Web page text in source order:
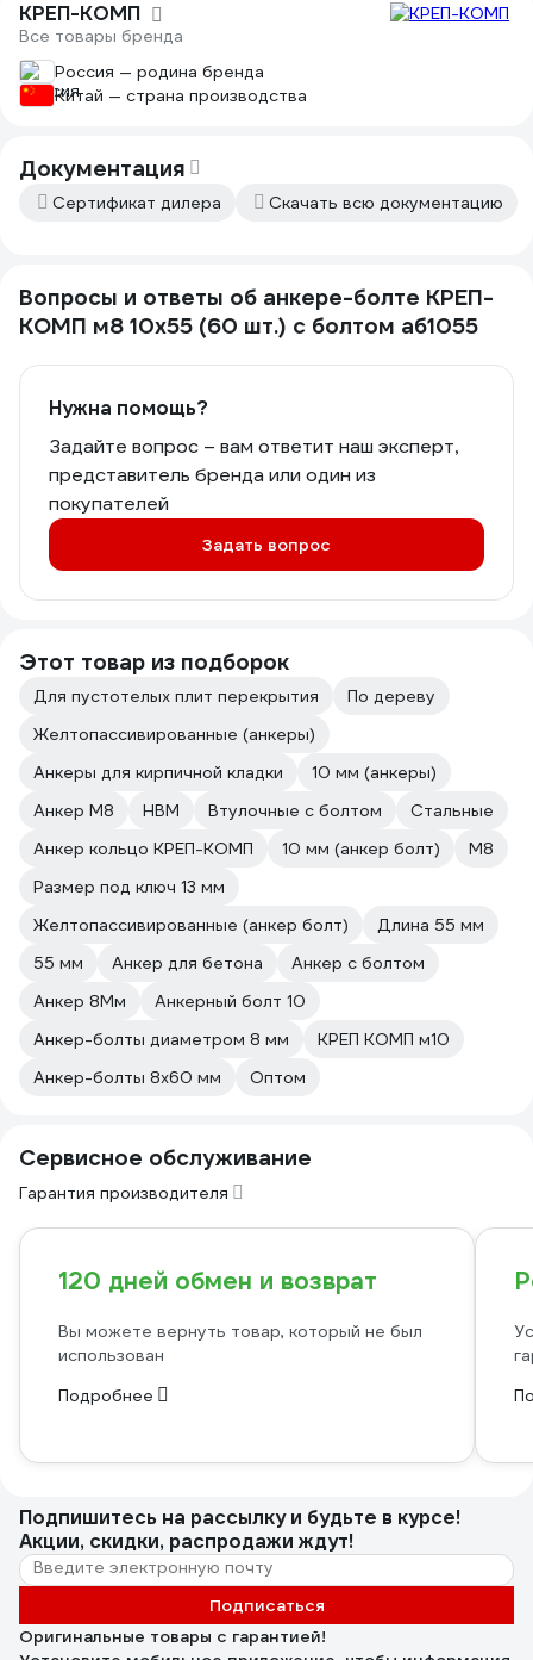
КРЕП-КОМП
Все товары бренда
Россия — родина бренда
Китай — страна производства
Документация
Сертификат дилера Скачать всю документацию
Вопросы и ответы об анкере-болте КРЕП-
КОМП м8 10х55 (60 шт.) с болтом аб1055
Нужна помощь?
Задайте вопрос – вам ответит наш эксперт,
представитель бренда или один из
покупателей
Задать вопрос
Этот товар из подборок
Для пустотелых плит перекрытия
По дереву
Желтопассивированные (анкеры)
Анкеры для кирпичной кладки
10 мм (анкеры)
Анкер М8
HBM Втулочные с болтом
Стальные
Анкер кольцо КРЕП-КОМП
10 мм (анкер болт)
М8
Размер под ключ 13 мм
Желтопассивированные (анкер болт)
Длина 55 мм
55 мм
Анкер для бетона
Анкер с болтом
Анкер 8Мм
Анкерный болт 10
Анкер-болты диаметром 8 мм
КРЕП КОМП м10
Анкер-болты 8х60 мм
Оптом
Сервисное обслуживание
Гарантия производителя
120 дней обмен и возврат
Вы можете вернуть товар, который не был
использован
Подробнее
Подпишитесь на рассылкуи будьте в курсе!
Акции, скидки, распродажи ждут!
Подписаться
Оригинальные товары с гарантией!